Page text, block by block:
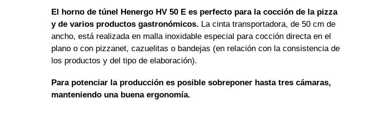
El horno de túnel Henergo HV 50 E es perfecto para la cocción de la pizza
y de varios productos gastronómicos. La cinta transportadora, de 50 cm de
ancho, está realizada en malla inoxidable especial para cocción directa en el
plano o con pizzanet, cazuelitas o bandejas (en relación con la consistencia de
los productos y del tipo de elaboración).
Para potenciar la producción es posible sobreponer hasta tres cámaras,
manteniendo una buena ergonomía.